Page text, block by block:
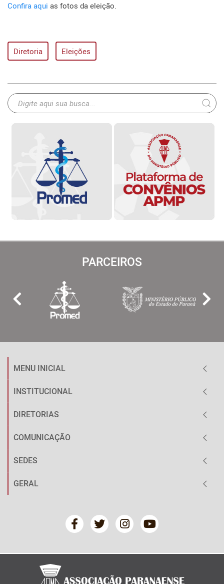
Confira aqui as fotos da eleição.
Diretoria Eleições
PARCEIROS
MENU INICIAL
INSTITUCIONAL
DIRETORIAS
COMUNICAÇÃO
SEDES
GERAL